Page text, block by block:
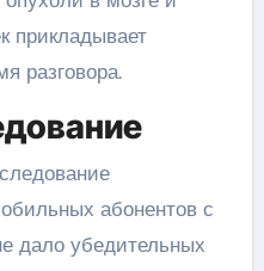
прикладывает
разговора.
абонентов с
дало убедительных